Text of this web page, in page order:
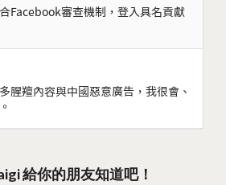
Facebook審查機制，登入具名貢獻
腥羶內容與中國惡意廣告，我很會、
給你的朋友知道吧！